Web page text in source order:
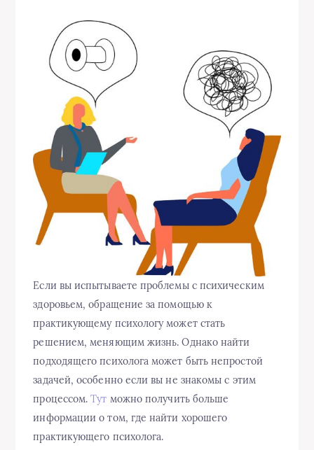
Если вы испытываете проблемы с психическим
здоровьем, обращение за помощью к
практикующему психологу может стать
решением, меняющим жизнь. Однако найти
подходящего психолога может быть непростой
задачей, особенно если вы не знакомы с этим
процессом.Тут можно получить больше
информации о том, где найти хорошего
практикующего психолога.